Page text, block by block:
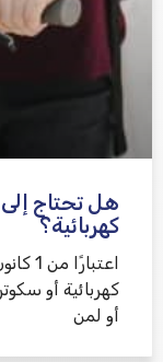
هل تحتاج
كهربائية؟
كهربائية أو
أو لمن